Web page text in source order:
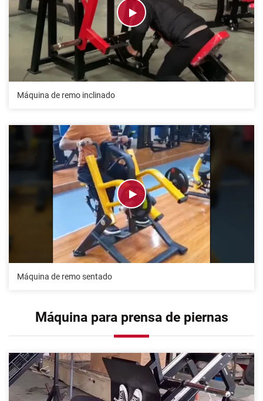
Máquina de remo inclinado
Máquina de remo sentado
Máquina para prensa de piernas